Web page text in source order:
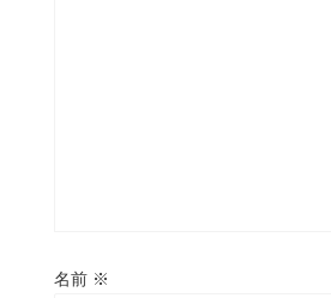
名前 ※